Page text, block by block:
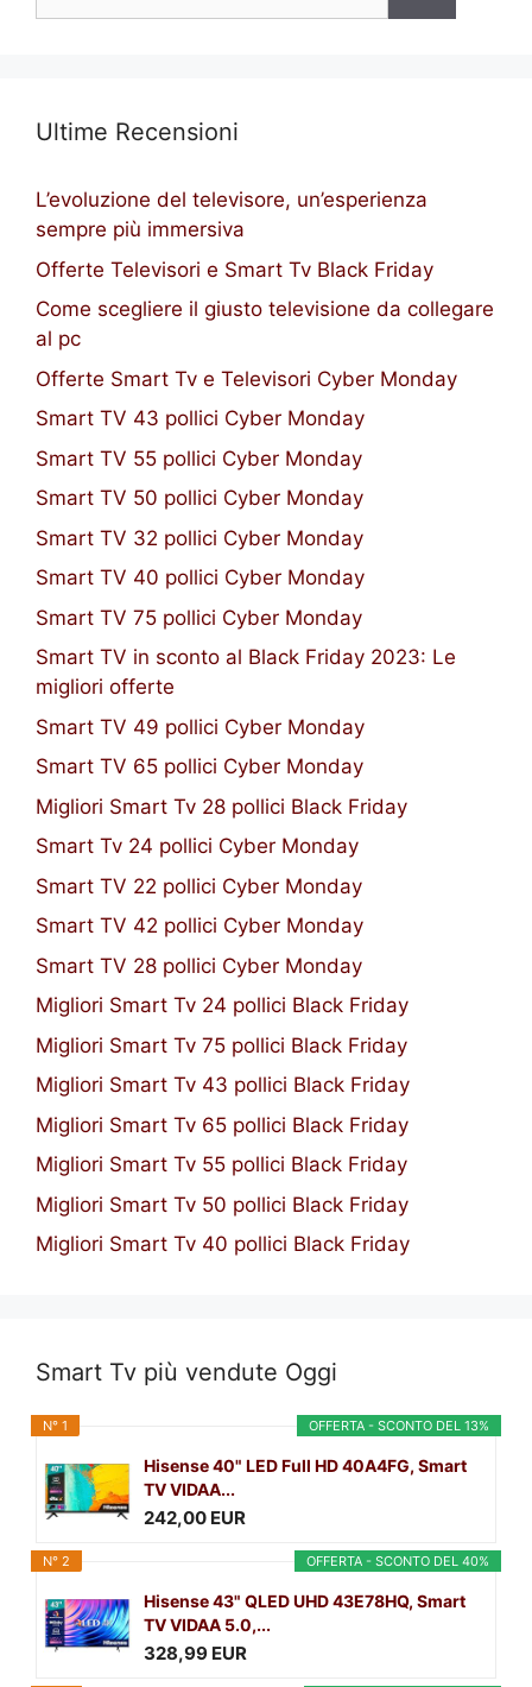
Ultime Recensioni
L’evoluzione del televisore, un’esperienza
sempre più immersiva
Offerte Televisori e Smart Tv Black Friday
Come scegliere il giusto televisione da collegare
al pc
Offerte Smart Tv e Televisori Cyber Monday
Smart TV 43 pollici Cyber Monday
Smart TV 55 pollici Cyber Monday
Smart TV 50 pollici Cyber Monday
Smart TV 32 pollici Cyber Monday
Smart TV 40 pollici Cyber Monday
Smart TV 75 pollici Cyber Monday
Smart TV in sconto al Black Friday 2023: Le
migliori offerte
Smart TV 49 pollici Cyber Monday
Smart TV 65 pollici Cyber Monday
Migliori Smart Tv 28 pollici Black Friday
Smart Tv 24 pollici Cyber Monday
Smart TV 22 pollici Cyber Monday
Smart TV 42 pollici Cyber Monday
Smart TV 28 pollici Cyber Monday
Migliori Smart Tv 24 pollici Black Friday
Migliori Smart Tv 75 pollici Black Friday
Migliori Smart Tv 43 pollici Black Friday
Migliori Smart Tv 65 pollici Black Friday
Migliori Smart Tv 55 pollici Black Friday
Migliori Smart Tv 50 pollici Black Friday
Migliori Smart Tv 40 pollici Black Friday
Smart Tv più vendute Oggi
OFFERTA - SCONTO DEL 13%
N° 1
Hisense 40" LED Full HD 40A4FG, Smart
TV VIDAA...
242,00 EUR
OFFERTA - SCONTO DEL 40%
N° 2
Hisense 43" QLED UHD 43E78HQ, Smart
TV VIDAA 5.0,...
328,99 EUR